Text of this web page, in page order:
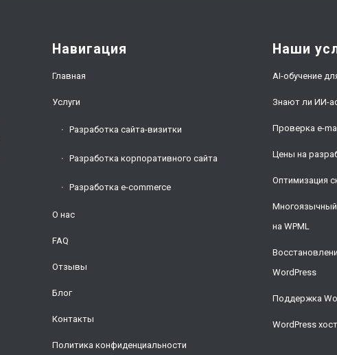
Навигация
Главная
Услуги
Разработка сайта-визитки
Разработка корпоративного сайта
Разработка e-commerce
О нас
FAQ
Отзывы
Блог
Контакты
Политика конфиденциальности
Наши
AI-обучение
Знают ли ИИ-
Проверка e-
Цены на
Оптимизация
Многоязычный
на WPML
WordPress
Поддержка
WordPress